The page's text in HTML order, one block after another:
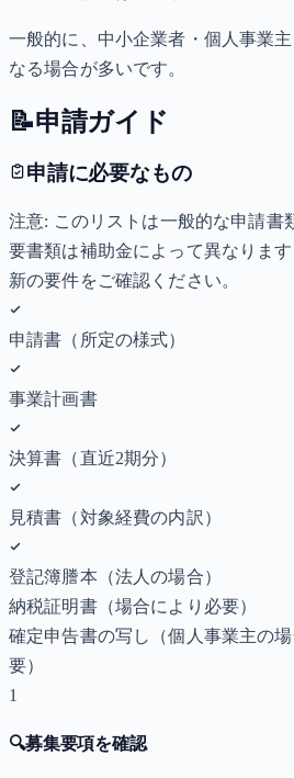
一般的に、中小企業者・個人事業
なる場合が多いです。
📝申請ガイド
申請に必要なもの
注意: このリストは一般的な申請書
要書類は補助金によって異なりま
新の要件をご確認ください。
申請書（所定の様式）
事業計画書
決算書（直近2期分）
見積書（対象経費の内訳）
登記簿謄本（法人の場合）
納税証明書（場合により必要）
確定申告書の写し（個人事業主の場
要）
1
🔍募集要項を確認